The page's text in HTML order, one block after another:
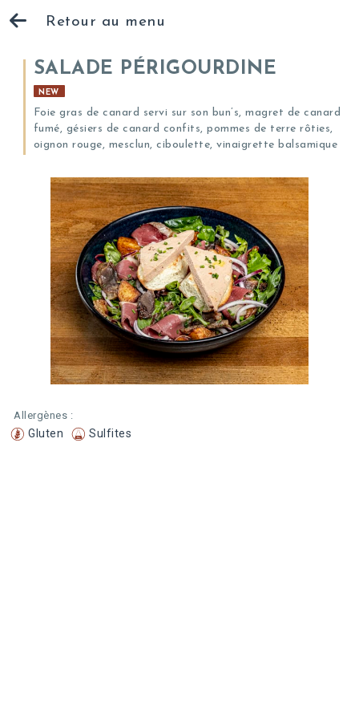
Retour au menu
SALADE PÉRIGOURDINE
NEW
Foie gras de canard servi sur son bun’s, magret de canard
fumé, gésiers de canard confits, pommes de terre rôties,
oignon rouge, mesclun, ciboulette, vinaigrette balsamique
Allergènes :
Gluten Sulfites